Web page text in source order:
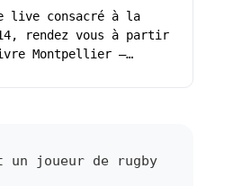
live consacré à la
rendez vous à partir
Montpellier –…
joueur de rugby